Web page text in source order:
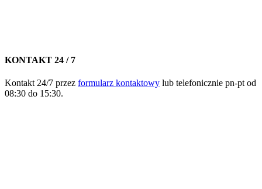
KONTAKT 24 / 7
Kontakt 24/7 przez formularz kontaktowy lub telefonicznie pn-pt od
08:30 do 15:30.